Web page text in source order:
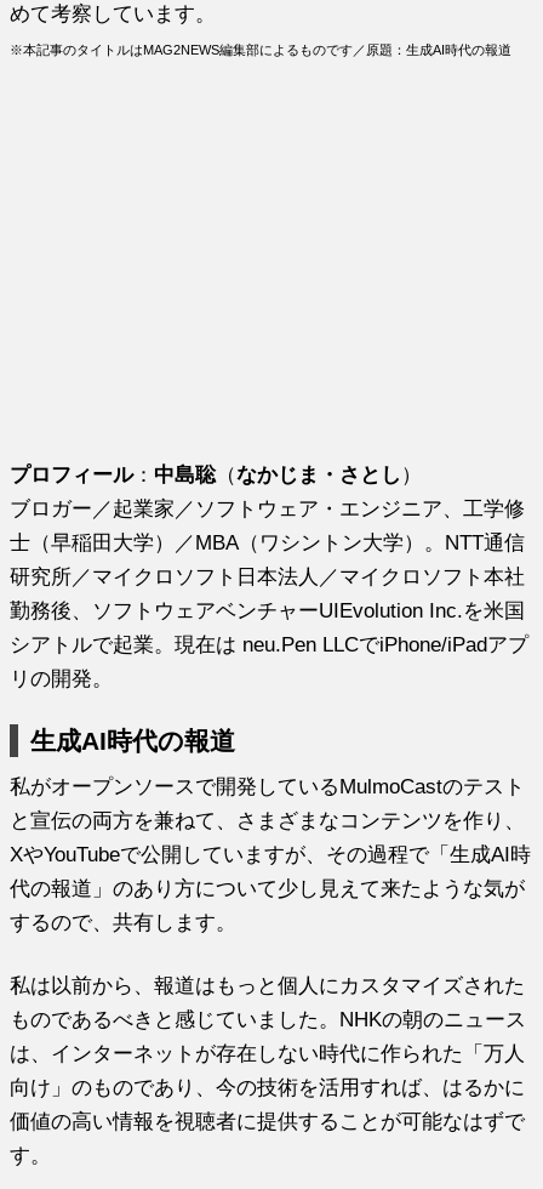
めて考察しています。
※本記事のタイトルはMAG2NEWS編集部によるものです／原題：生成AI時代の報道
プロフィール： 中島聡（なかじま・さとし ）
ブロガー／起業家／ソフトウェア・エンジニア、工学修
士（早稲田大学）／MBA（ワシントン大学）。NTT通信
研究所／マイクロソフト日本法人／マイクロソフト本社
勤務後、ソフトウェアベンチャーUIEvolution Inc.を米国
シアトルで起業。現在は neu.Pen LLCでiPhone/iPadアプ
リの開発。
生成AI時代の報道
私がオープンソースで開発しているMulmoCastのテスト
と宣伝の両方を兼ねて、さまざまなコンテンツを作り、
XやYouTubeで公開していますが、その過程で「生成AI時
代の報道」のあり方について少し見えて来たような気が
するので、共有します。
私は以前から、報道はもっと個人にカスタマイズされた
ものであるべきと感じていました。NHKの朝のニュース
は、インターネットが存在しない時代に作られた「万人
向け」のものであり、今の技術を活用すれば、はるかに
価値の高い情報を視聴者に提供することが可能なはずで
す。